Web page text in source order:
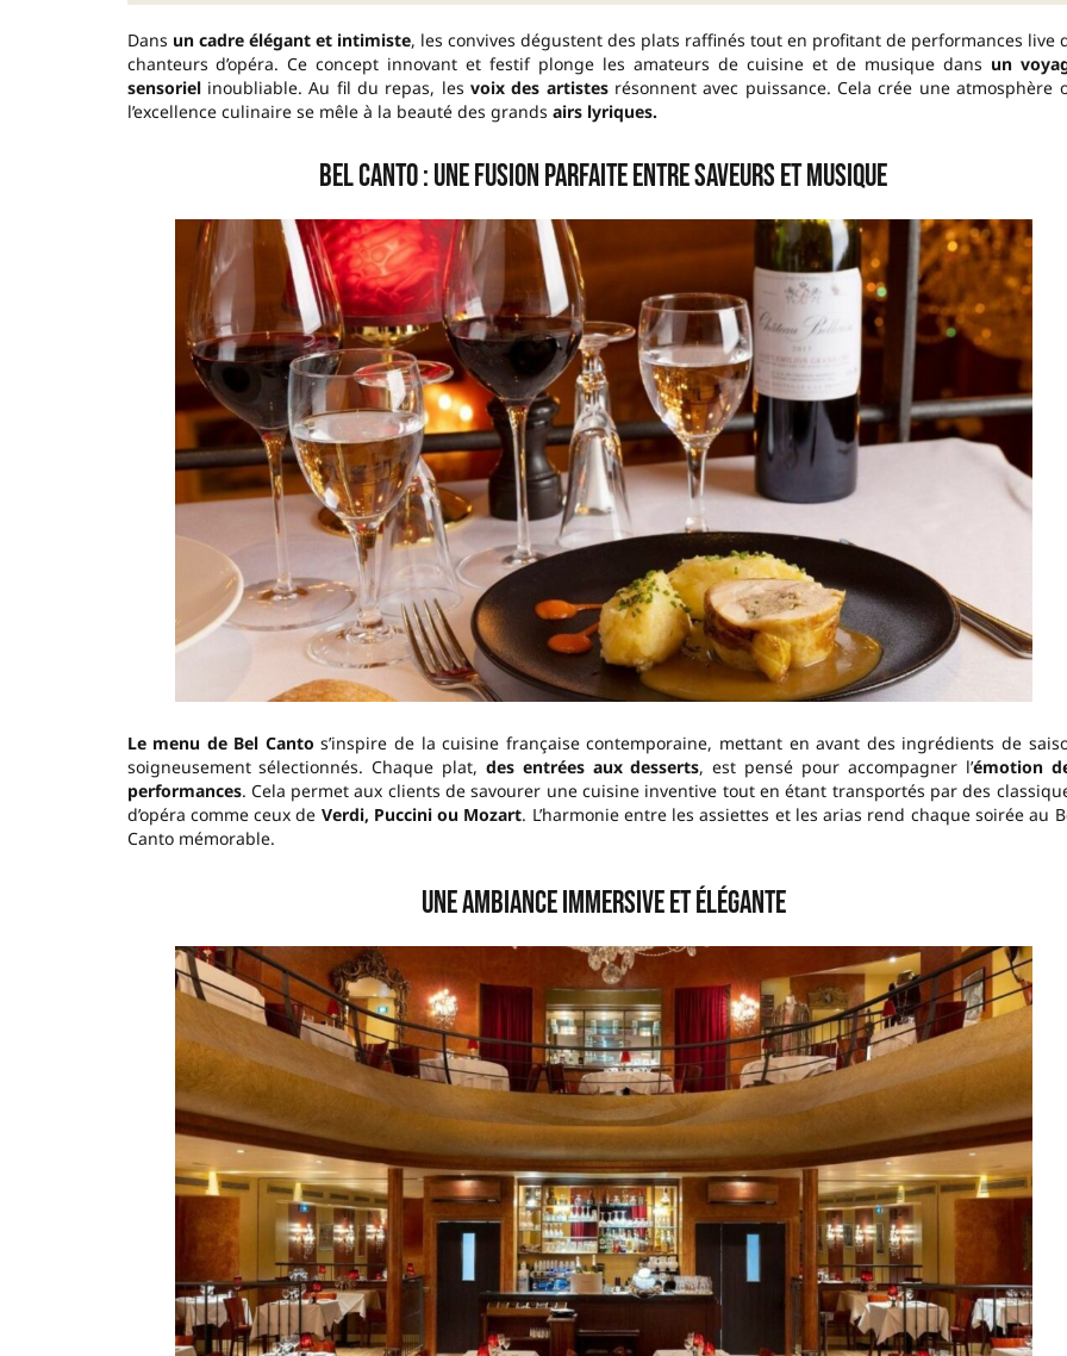
Dans un cadre élégant et intimiste, les convives dégustent des plats raffinés tout en profitant de performances live
chanteurs d’opéra. Ce concept innovant et festif plonge les amateurs de cuisine et de musique dans un
sensorielinoubliable. Au fil du repas, les voix des artistesrésonnent avec puissance. Cela crée une atmosphère
l’excellence culinaire se mêle à la beauté des grands airs lyriques.
Bel Canto : une fusion parfaite entre saveurs et musique
Le menu de Bel Canto s’inspire de la cuisine française contemporaine, mettant en avant des ingrédients de
soigneusement sélectionnés. Chaque plat, des entrées aux desserts, est pensé pour accompagner l’émotion
performances. Cela permet aux clients de savourer une cuisine inventive tout en étant transportés par des
d’opéra comme ceux de Verdi, Puccini ou Mozart. L’harmonie entre les assiettes et les arias rend chaque soirée au
Canto mémorable.
Une ambiance immersive et élégante